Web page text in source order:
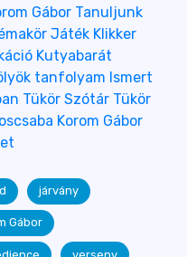
Gábor Tanuljunk
Játék Klikker
Kutyabarát
tanfolyam Ismert
Tükör Szótár Tükör
Korom Gábor
járvány
Gábor